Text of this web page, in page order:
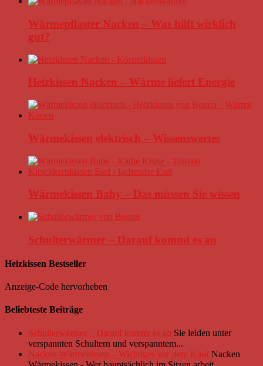
Wärmepflaster Nacken – Was hilft wirklich
gut?
Heizkissen Nacken – Wärme liefert Energie
Wärmekissen elektrisch – Wissenswertes
Wärmekissen Baby – Das müssen Sie wissen
Schulterwärmer – Darauf kommt es an
Heizkissen Bestseller
Anzeige-Code hervorheben
Beliebteste Beiträge
Schulterwärmer – Darauf kommt es an Sie leiden unter
verspannten Schultern und verspanntem...
Nacken Wärmekissen – Wichtiges vor dem Kauf Nacken